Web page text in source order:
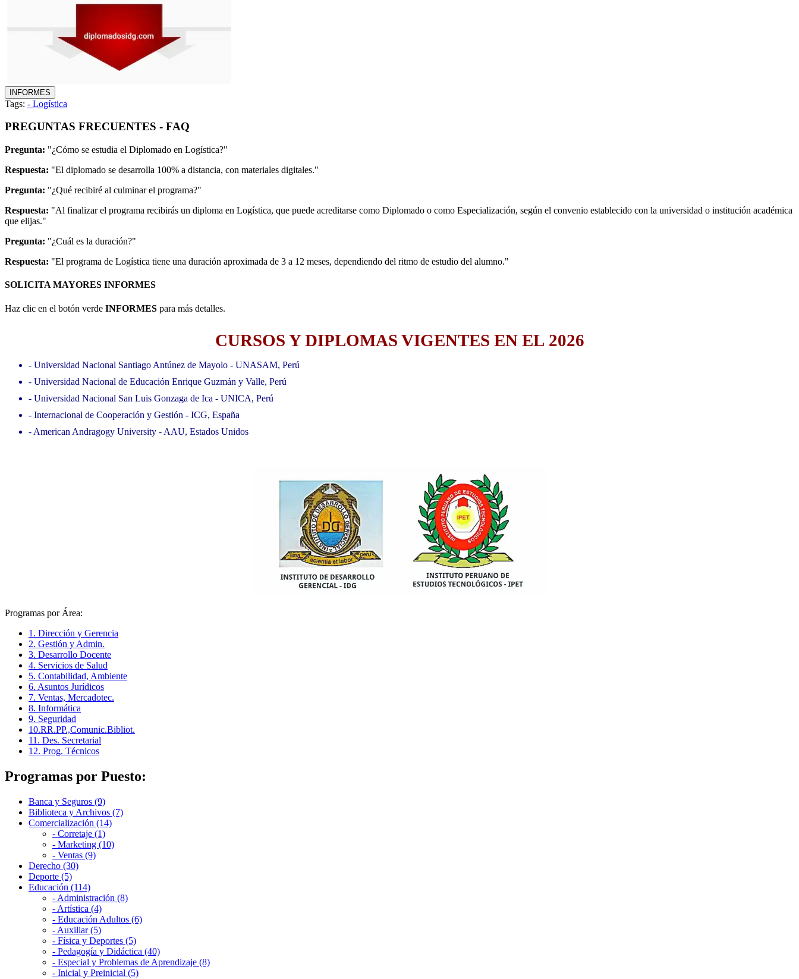
Tags: - Logística
PREGUNTAS FRECUENTES - FAQ
Pregunta: "¿Cómo se estudia el Diplomado en Logística?"
Respuesta: "El diplomado se desarrolla 100% a distancia, con materiales digitales."
Pregunta: "¿Qué recibiré al culminar el programa?"
Respuesta: "Al finalizar el programa recibirás un diploma en Logística, que puede acreditarse como Diplomado o como Especialización, según el convenio establecido con la universidad o institución académica
que elijas."
Pregunta: "¿Cuál es la duración?"
Respuesta: "El programa de Logística tiene una duración aproximada de 3 a 12 meses, dependiendo del ritmo de estudio del alumno."
SOLICITA MAYORES INFORMES
Haz clic en el botón verde INFORMES para más detalles.
CURSOS Y DIPLOMAS VIGENTES EN EL 2026
- Universidad Nacional Santiago Antúnez de Mayolo - UNASAM, Perú
- Universidad Nacional de Educación Enrique Guzmán y Valle, Perú
- Universidad Nacional San Luis Gonzaga de Ica - UNICA, Perú
- Internacional de Cooperación y Gestión - ICG, España
- American Andragogy University - AAU, Estados Unidos
Programas por Área:
1. Dirección y Gerencia
2. Gestión y Admin.
3. Desarrollo Docente
4. Servicios de Salud
5. Contabilidad, Ambiente
6. Asuntos Jurídicos
7. Ventas, Mercadotec.
8. Informática
9. Seguridad
10.RR.PP.,Comunic.Bibliot.
11. Des. Secretarial
12. Prog. Técnicos
Programas por Puesto:
Banca y Seguros (9)
Biblioteca y Archivos (7)
Comercialización (14)
- Corretaje (1)
- Marketing (10)
- Ventas (9)
Derecho (30)
Deporte (5)
Educación (114)
- Administración (8)
- Artística (4)
- Educación Adultos (6)
- Auxiliar (5)
- Física y Deportes (5)
- Pedagogía y Didáctica (40)
- Especial y Problemas de Aprendizaje (8)
- Inicial y Preinicial (5)